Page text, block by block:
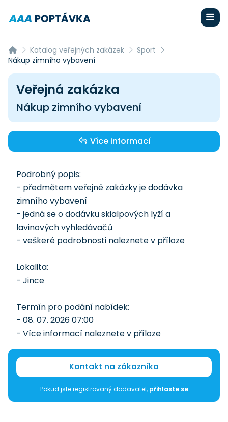
Katalog veřejných zakázek
Sport
Nákup zimního vybavení
Veřejná zakázka
Nákup zimního vybavení
Více informací
Podrobný popis:
- předmětem veřejné zakázky je dodávka
zimního vybavení
- jedná se o dodávku skialpových lyží a
lavinových vyhledávačů
- veškeré podrobnosti naleznete v příloze
Lokalita:
- Jince
Termín pro podání nabídek:
- 08. 07. 2026 07:00
- Více informací naleznete v příloze
Kontakt na zákazníka
Pokud jste registrovaný dodavatel, přihlaste se